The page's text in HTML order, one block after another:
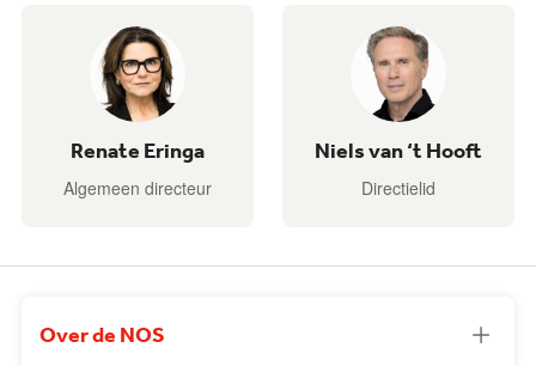
Renate Eringa
Algemeen directeur
Niels van ‘t Hooft
Directielid
Over de NOS